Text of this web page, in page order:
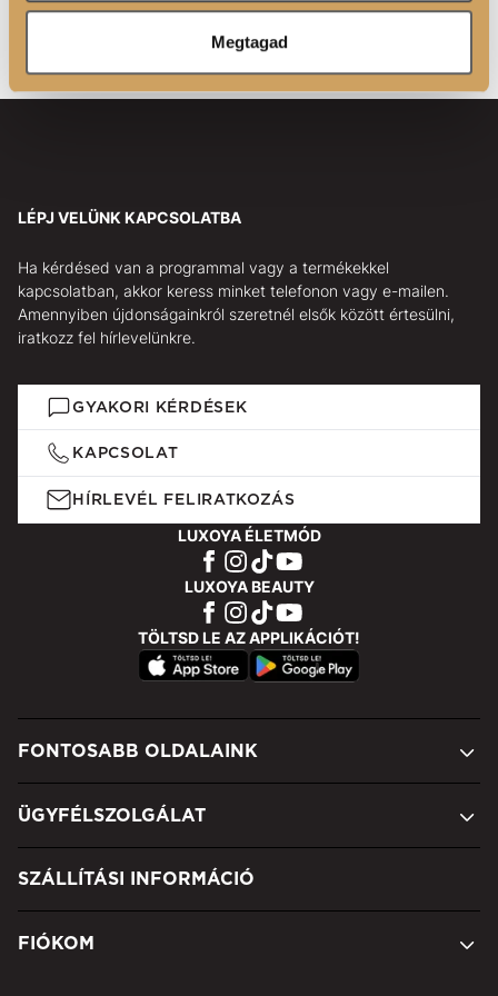
Megtagad
Luxoya Paris Co., Ltd.
27 Avenue de L'Opéra, 75001 Paris, France
LÉPJ VELÜNK KAPCSOLATBA
Ha kérdésed van a programmal vagy a termékekkel
kapcsolatban, akkor keress minket telefonon vagy e-mailen.
Amennyiben újdonságainkról szeretnél elsők között értesülni,
iratkozz fel hírlevelünkre.
GYAKORI KÉRDÉSEK
KAPCSOLAT
HÍRLEVÉL FELIRATKOZÁS
LUXOYA ÉLETMÓD
LUXOYA BEAUTY
TÖLTSD LE AZ APPLIKÁCIÓT!
FONTOSABB OLDALAINK
ÜGYFÉLSZOLGÁLAT
SZÁLLÍTÁSI INFORMÁCIÓ
FIÓKOM